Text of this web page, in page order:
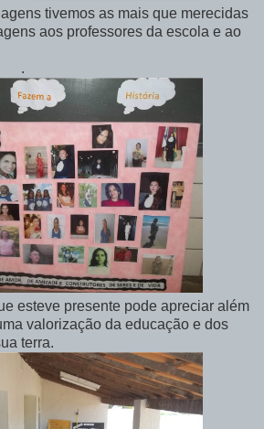
tivemos as mais que merecidas
aos professores da escola e ao
.
esteve presente pode apreciar além
valorização da educação e dos
terra.